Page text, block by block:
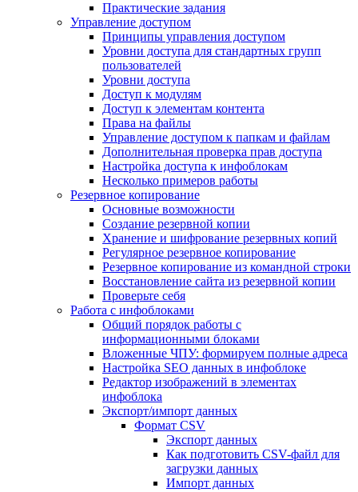
Практические задания
Управление доступом
Принципы управления доступом
Уровни доступа для стандартных групп
пользователей
Уровни доступа
Доступ к модулям
Доступ к элементам контента
Права на файлы
Управление доступом к папкам и файлам
Дополнительная проверка прав доступа
Настройка доступа к инфоблокам
Несколько примеров работы
Резервное копирование
Основные возможности
Создание резервной копии
Хранение и шифрование резервных копий
Регулярное резервное копирование
Резервное копирование из командной строки
Восстановление сайта из резервной копии
Проверьте себя
Работа с инфоблоками
Общий порядок работы с
информационными блоками
Вложенные ЧПУ: формируем полные адреса
Настройка SEO данных в инфоблоке
Редактор изображений в элементах
инфоблока
Экспорт/импорт данных
Формат CSV
Экспорт данных
Как подготовить CSV-файл для
загрузки данных
Импорт данных